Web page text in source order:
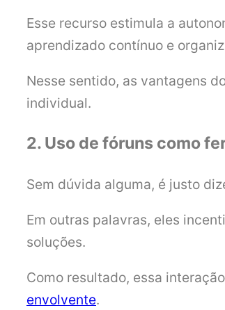
Esse recurso estimula a
aprendizado contínuo e
Nesse sentido, as vantagens
individual.
2. Uso de fóruns como
Sem dúvida alguma, é justo
Em outras palavras, eles
soluções.
Como resultado, essa
envolvente.